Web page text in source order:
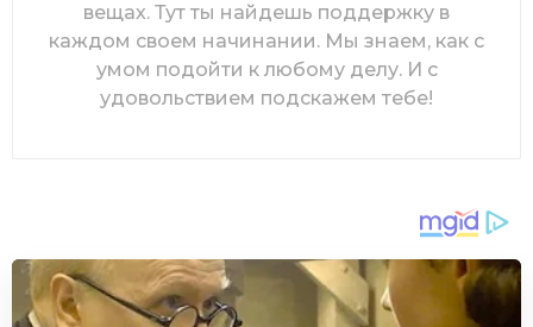
вещах. Тут ты найдешь поддержку в
каждом своем начинании. Мы знаем, как с
умом подойти к любому делу. И с
удовольствием подскажем тебе!